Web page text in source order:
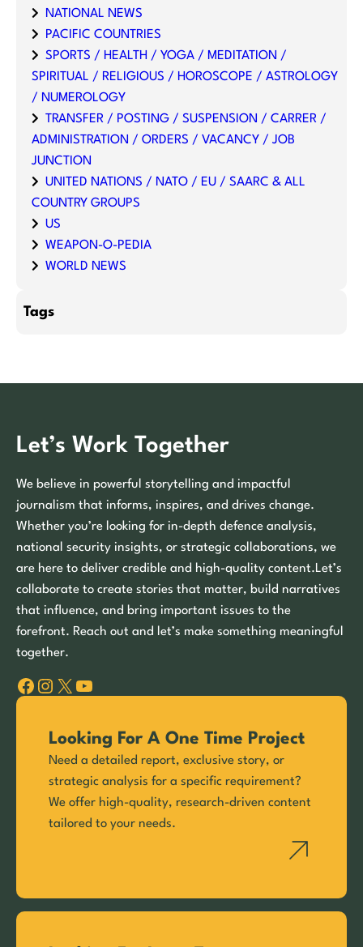
NATIONAL NEWS
PACIFIC COUNTRIES
SPORTS / HEALTH / YOGA / MEDITATION /
SPIRITUAL / RELIGIOUS / HOROSCOPE / ASTROLOGY
/ NUMEROLOGY
TRANSFER / POSTING / SUSPENSION / CARRER /
ADMINISTRATION / ORDERS / VACANCY / JOB
JUNCTION
UNITED NATIONS / NATO / EU / SAARC & ALL
COUNTRY GROUPS
US
WEAPON-O-PEDIA
WORLD NEWS
Tags
Let’s Work Together
We believe in powerful storytelling and impactful
journalism that informs, inspires, and drives change.
Whether you’re looking for in-depth defence analysis,
national security insights, or strategic collaborations, we
are here to deliver credible and high-quality content.Let’s
collaborate to create stories that matter, build narratives
that influence, and bring important issues to the
forefront. Reach out and let’s make something meaningful
together.
Facebook Instagram X YouTube
Looking For A One Time Project
Need a detailed report, exclusive story, or
strategic analysis for a specific requirement?
We offer high-quality, research-driven content
tailored to your needs.